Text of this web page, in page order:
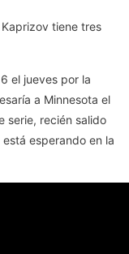
tiene tres
el jueves por la
a Minnesota el
serie, recién salido
esperando en la